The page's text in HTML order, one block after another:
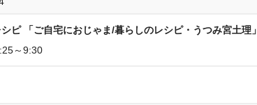
ピ 「ご自宅におじゃま/暮らしのレシピ・うつみ宮土理」
～9:30